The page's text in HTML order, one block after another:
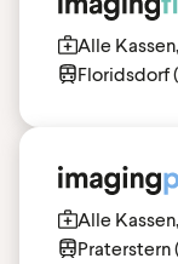
Alle
Floridsdorf
Alle
Praterstern